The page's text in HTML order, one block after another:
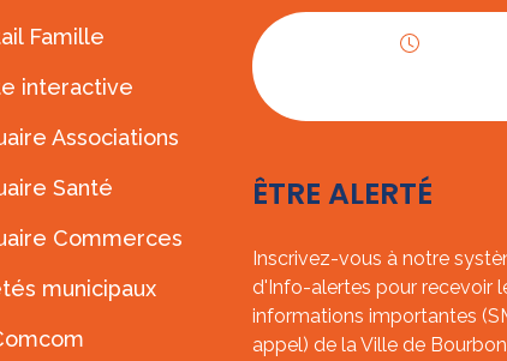
Famille
interactive
Associations
Santé
Commerces
municipaux
ÊTRE ALERTÉ
Inscrivez-vous à notre
d'Info-alertes pour recevoir
informations importantes
appel) de la Ville de Bourbon